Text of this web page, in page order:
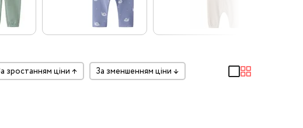
за зростанням ціни ↑ за зменшенням ціни ↓